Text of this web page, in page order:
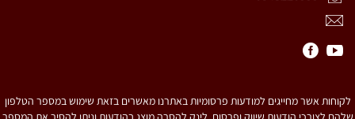
לקוחות אשר מחייגים למודעות פרסומיות באתרנו מאשרים בזאת שימוש במספר הטלפון